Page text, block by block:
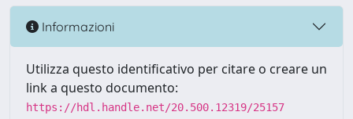
Informazioni
Utilizza questo identificativo per citare o creare un
link a questo documento:
https://hdl.handle.net/20.500.12319/25157